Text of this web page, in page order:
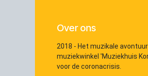
Over ons
2018 - Het muzikale
muziekwinkel 'Muziekhuis
voor de coronacrisis.